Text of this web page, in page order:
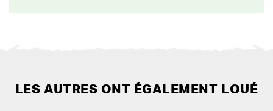
LES AUTRES ONT ÉGALEMENT LOUÉ